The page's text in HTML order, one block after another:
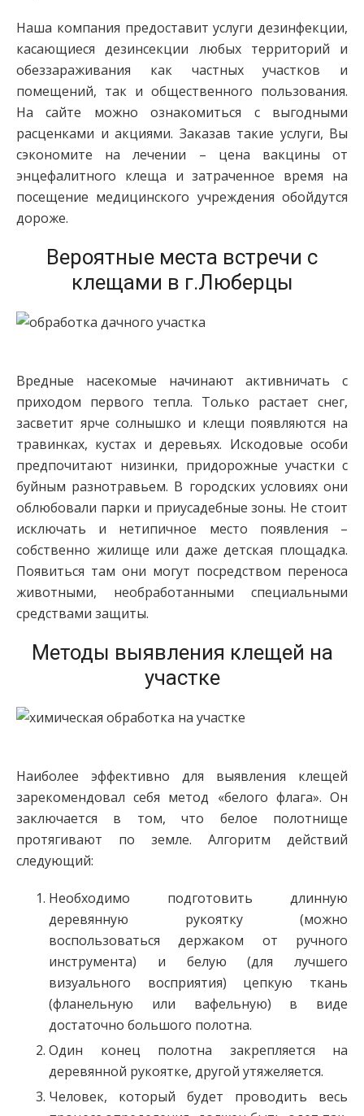
Наша компания предоставит услуги дезинфекции,
касающиеся дезинсекции любых территорий и
обеззараживания как частных участков и
помещений, так и общественного пользования.
На сайте можно ознакомиться с выгодными
расценками и акциями. Заказав такие услуги, Вы
сэкономите на лечении – цена вакцины от
энцефалитного клеща и затраченное время на
посещение медицинского учреждения обойдутся
дороже.
Вероятные места встречи с
клещами в г.Люберцы
Вредные насекомые начинают активничать с
приходом первого тепла. Только растает снег,
засветит ярче солнышко и клещи появляются на
травинках, кустах и деревьях. Искодовые особи
предпочитают низинки, придорожные участки с
буйным разнотравьем. В городских условиях они
облюбовали парки и приусадебные зоны. Не стоит
исключать и нетипичное место появления –
собственно жилище или даже детская площадка.
Появиться там они могут посредством переноса
животными, необработанными специальными
средствами защиты.
Методы выявления клещей на
участке
Наиболее эффективно для выявления клещей
зарекомендовал себя метод «белого флага». Он
заключается в том, что белое полотнище
протягивают по земле. Алгоритм действий
следующий:
Необходимо подготовить длинную
деревянную рукоятку (можно
воспользоваться держаком от ручного
инструмента) и белую (для лучшего
визуального восприятия) цепкую ткань
(фланельную или вафельную) в виде
достаточно большого полотна.
Один конец полотна закрепляется на
деревянной рукоятке, другой утяжеляется.
Человек, который будет проводить весь